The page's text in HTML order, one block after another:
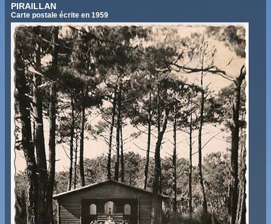
PIRAILLAN
Carte postale écrite en 1959